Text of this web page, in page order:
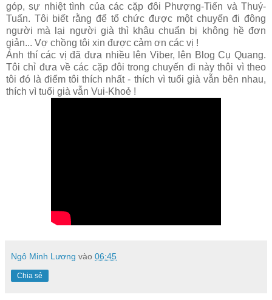
góp, sự nhiệt tình của các cặp đôi Phượng-Tiến và Thuý-
Tuấn. Tôi biết rằng để tổ chức được một chuyến đi đông
người mà lại người già thì khâu chuẩn bị không hề đơn
giản... Vợ chồng tôi xin được cảm ơn các vị !
Ảnh thí các vị đã đưa nhiều lên Viber, lên Blog Cụ Quang.
Tôi chỉ đưa về các cặp đôi trong chuyến đi này thôi vì theo
tôi đó là điểm tôi thích nhất - thích vì tuổi già vẫn bên nhau,
thích vì tuổi già vẫn Vui-Khoẻ !
Ngô Minh Lương vào 06:45
Chia sẻ